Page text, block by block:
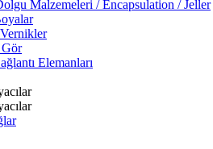
Malzemeleri / Encapsulation / Jeller
Elemanları